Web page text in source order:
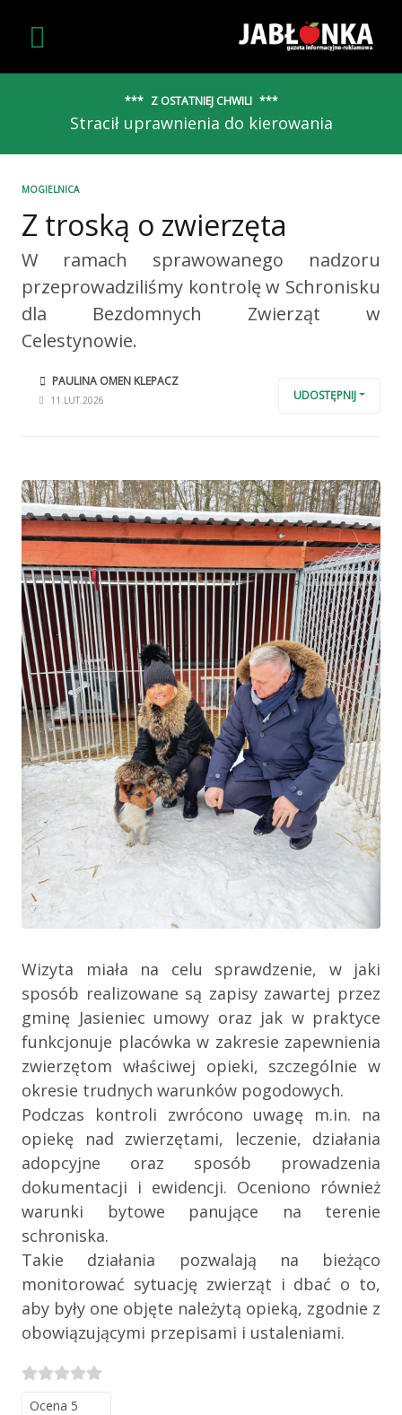
Z OSTATNIEJ CHWILI
Stracił uprawnienia do kierowania
MOGIELNICA
Z troską o zwierzęta
W ramach sprawowanego nadzoru
przeprowadziliśmy kontrolę w Schronisku
dla Bezdomnych Zwierząt w
Celestynowie.
PAULINA OMEN KLEPACZ
11.LUT.2026 UDOSTĘPNIJ
Wizyta miała na celu sprawdzenie, w jaki
sposób realizowane są zapisy zawartej przez
gminę Jasieniec umowy oraz jak w praktyce
funkcjonuje placówka w zakresie zapewnienia
zwierzętom właściwej opieki, szczególnie w
okresie trudnych warunków pogodowych.
Podczas kontroli zwrócono uwagę m.in. na
opiekę nad zwierzętami, leczenie, działania
adopcyjne oraz sposób prowadzenia
dokumentacji i ewidencji. Oceniono również
warunki bytowe panujące na terenie
schroniska.
Takie działania pozwalają na bieżąco
monitorować sytuację zwierząt i dbać o to,
aby były one objęte należytą opieką, zgodnie z
obowiązującymi przepisami i ustaleniami.
Proszę, oceń